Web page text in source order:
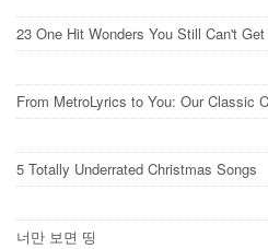
23 One Hit Wonders You Still Can't
From MetroLyrics to You: Our Classic
5 Totally Underrated Christmas Songs
너만 보면 띵